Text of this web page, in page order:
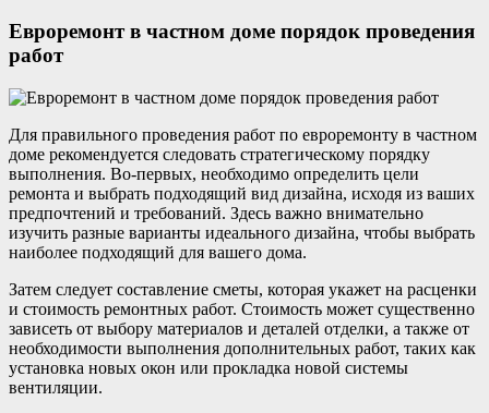
Евроремонт в частном доме порядок проведения
работ
Для правильного проведения работ по евроремонту в частном
доме рекомендуется следовать стратегическому порядку
выполнения. Во-первых, необходимо определить цели
ремонта и выбрать подходящий вид дизайна, исходя из ваших
предпочтений и требований. Здесь важно внимательно
изучить разные варианты идеального дизайна, чтобы выбрать
наиболее подходящий для вашего дома.
Затем следует составление сметы, которая укажет на расценки
и стоимость ремонтных работ. Стоимость может существенно
зависеть от выбору материалов и деталей отделки, а также от
необходимости выполнения дополнительных работ, таких как
установка новых окон или прокладка новой системы
вентиляции.